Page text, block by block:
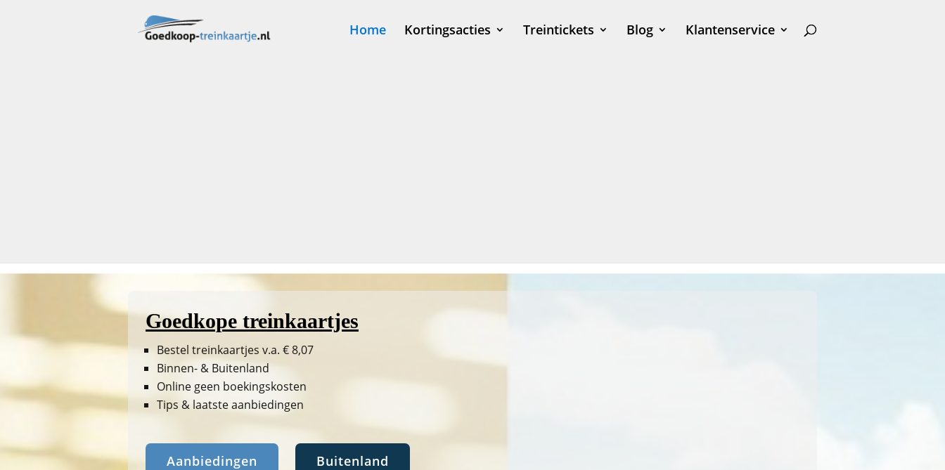
Home Kortingsacties Treintickets Blog Klantenservice
Goedkope treinkaartjes
Bestel treinkaartjes v.a. € 8,07
Binnen- & Buitenland
Online geen boekingskosten
Tips & laatste aanbiedingen
Aanbiedingen Buitenland